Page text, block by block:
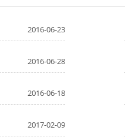
2016-06-23
2016-06-28
2016-06-18
2017-02-09